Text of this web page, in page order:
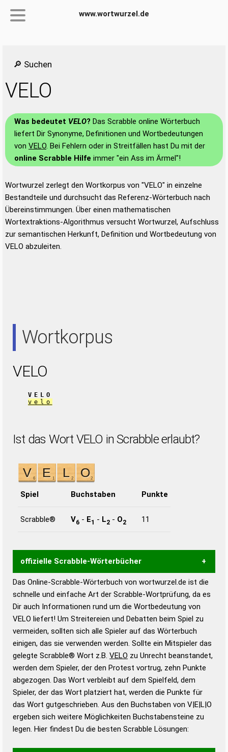
www.wortwurzel.de
🔎 Suchen
VELO
Was bedeutet VELO? Das Scrabble online Wörterbuch
liefert Dir Synonyme, Definitionen und Wortbedeutungen
von VELO. Bei Fehlern oder in Streitfällen hast Du mit der
online Scrabble Hilfe immer "ein Ass im Ärmel"!
Wortwurzel zerlegt den Wortkorpus von "VELO" in einzelne
Bestandteile und durchsucht das Referenz-Wörterbuch nach
Übereinstimmungen. Über einen mathematischen
Wortextraktions-Algorithmus versucht Wortwurzel, Aufschluss
zur semantischen Herkunft, Definition und Wortbedeutung von
VELO abzuleiten.
Wortkorpus
VELO
VELO
velo
Ist das Wort VELO in Scrabble erlaubt?
Spiel Buchstaben Punkte
Scrabble® V6 - E1 - L2 - O2 11
offizielle Scrabble-Wörterbücher
Wortwurzel liefert mit Hilfe eines semantischen
Wortanalyse-Algorithmus gute Anhaltspunkte zu
Wortbedeutung, Worttrennung und Wortform, um die
Gültigkeit eines Wortes für das Scrabble-Spiel zu
bestimmen!
zugelassene Turnier Scrabble-
Wörterbücher sind:
Duden – Standardwerk in 12 Bänden
Duden – Richtiges und gutes
Deutsch
Duden – Die deutsche Grammatik
Duden – Deutsches
Universalwörterbuch
Das Online-Scrabble-Wörterbuch von wortwurzel.de ist die
schnelle und einfache Art der Scrabble-Wortprüfung, da es
Dir auch Informationen rund um die Wortbedeutung von
VELO liefert! Um Streitereien und Debatten beim Spiel zu
vermeiden, sollten sich alle Spieler auf das Wörterbuch
einigen, das sie verwenden werden. Sollte ein Mitspieler das
gelegte Scrabble® Wort z.B. VELO zu Unrecht beanstandet,
werden dem Spieler, der den Protest vortrug, zehn Punkte
abgezogen. Das Wort verbleibt auf dem Spielfeld, dem
Spieler, der das Wort platziert hat, werden die Punkte für
das Wort gutgeschrieben. Aus den Buchstaben von V|E|L|O
ergeben sich weitere Möglichkeiten Buchstabensteine zu
legen. Hier findest Du die besten Scrabble Lösungen: